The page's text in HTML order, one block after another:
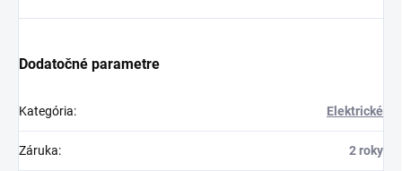
Dodatočné parametre
Kategória: Elektrické
Záruka: 2 roky